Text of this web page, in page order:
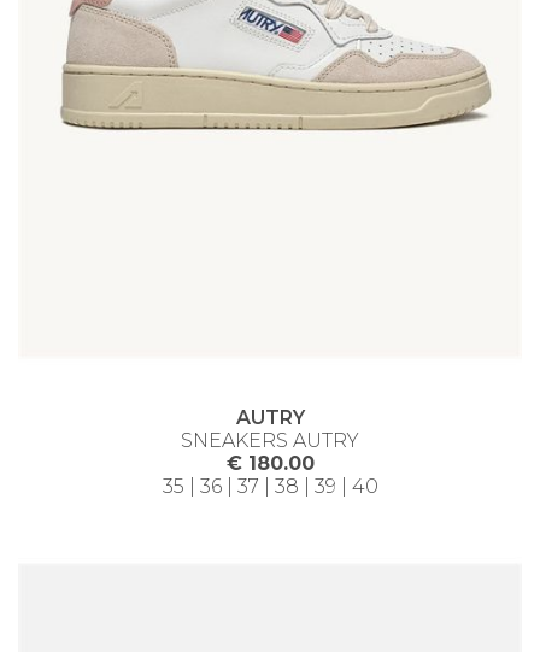
AUTRY
SNEAKERS AUTRY
€ 180.00
35 | 36 | 37 | 38 | 39 | 40